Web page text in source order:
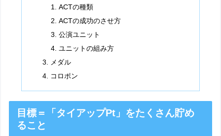
ACTの種類
ACTの成功のさせ方
公演ユニット
ユニットの組み方
メダル
コロポン
目標＝「タイアップPt」をたくさん貯め
ること